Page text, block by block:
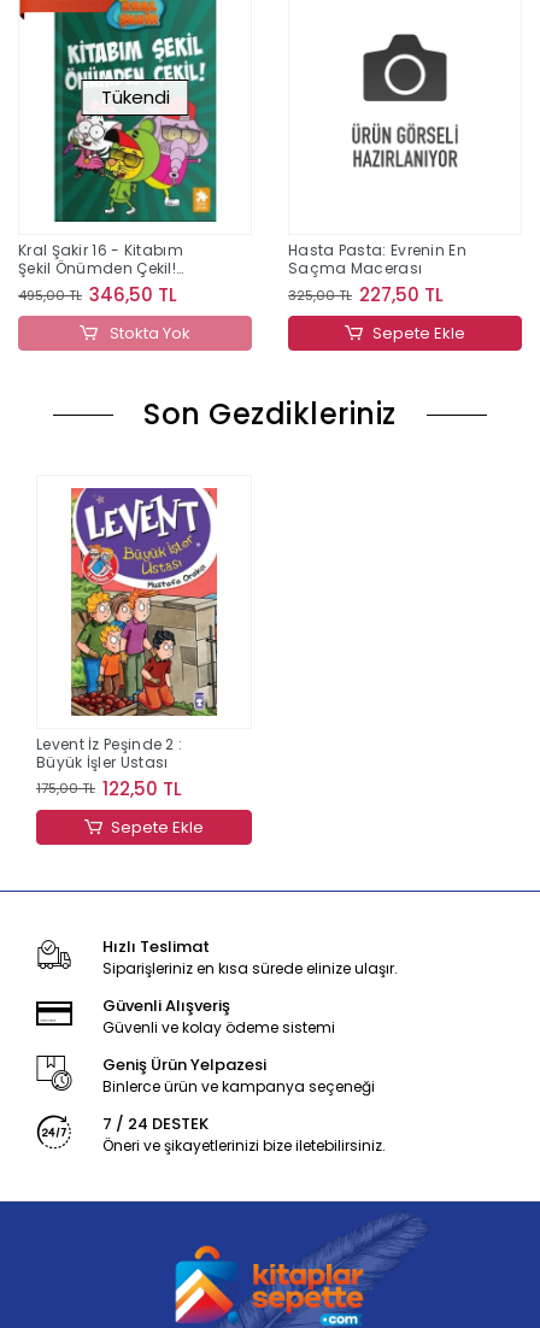
Tükendi
Kral Şakir 16 - Kitabım
Şekil Önümden Çekil!
(Ciltli)
495,00 TL 346,50 TL
Stokta Yok
Hasta Pasta: Evrenin En
Saçma Macerası
325,00 TL 227,50 TL
Sepete Ekle
Son Gezdikleriniz
Levent İz Peşinde 2 :
Büyük İşler Ustası
175,00 TL 122,50 TL
Sepete Ekle
Hızlı Teslimat
Siparişleriniz en kısa sürede elinize ulaşır.
Güvenli Alışveriş
Güvenli ve kolay ödeme sistemi
Geniş Ürün Yelpazesi
Binlerce ürün ve kampanya seçeneği
7 / 24 DESTEK
Öneri ve şikayetlerinizi bize iletebilirsiniz.